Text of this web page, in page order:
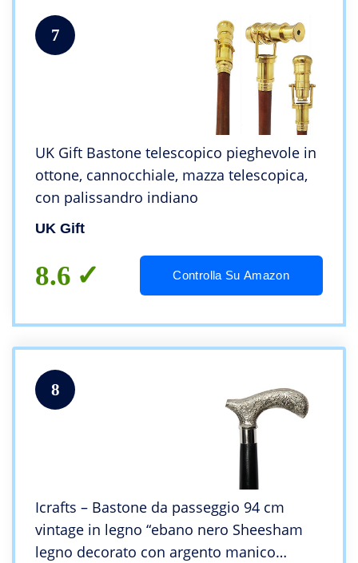
7
UK Gift Bastone telescopico pieghevole in
ottone, cannocchiale, mazza telescopica,
con palissandro indiano
UK Gift
8.6 Controlla Su Amazon
8
Icrafts – Bastone da passeggio 94 cm
vintage in legno “ebano nero Sheesham
legno decorato con argento manico